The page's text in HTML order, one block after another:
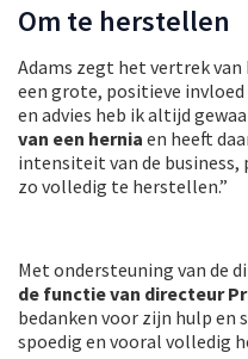
Om te herstellen
Adams zegt het vertrek van
een grote, positieve
en advies heb ik altijd
van een hernia en heeft
intensiteit van de
zo volledig te herstellen.”
Met ondersteuning van de
de functie van directeur
bedanken voor zijn hulp en
spoedig en vooral volledig